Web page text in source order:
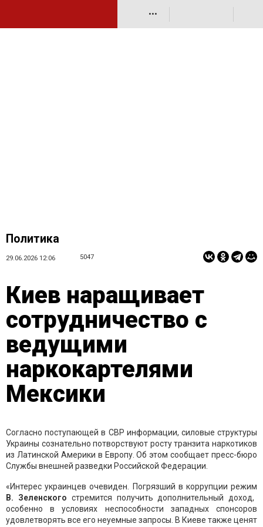
•••
Политика
29.06.2026 12:06 5047
Киев наращивает
сотрудничество с
ведущими
наркокартелями
Мексики
Согласно поступающей в СВР информации, силовые структуры
Украины сознательно потворствуют росту транзита наркотиков
из Латинской Америки в Европу. Об этом сообщает пресс-бюро
Службы внешней разведки Российской Федерации.
«Интерес украинцев очевиден. Погрязший в коррупции режим
В. Зеленского стремится получить дополнительный доход,
особенно в условиях неспособности западных спонсоров
удовлетворять все его неуемные запросы. В Киеве также ценят